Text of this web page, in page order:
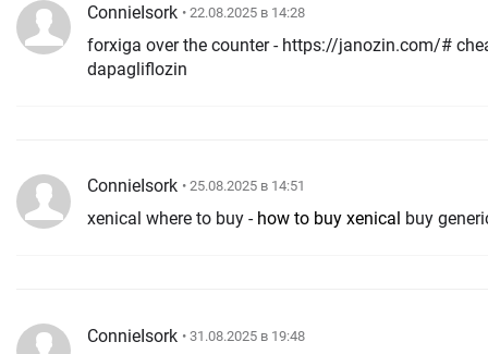
ConnieIsork • 22.08.2025 в 14:28
forxiga over the counter - https://janozin.com/# cheap
dapagliflozin
ConnieIsork • 25.08.2025 в 14:51
xenical where to buy - how to buy xenical buy
ConnieIsork • 31.08.2025 в 19:48